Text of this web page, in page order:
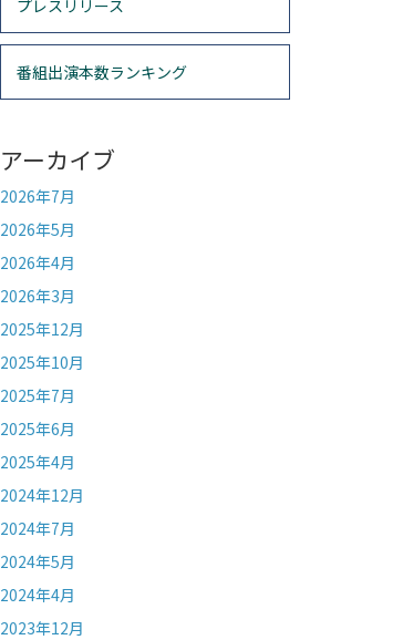
プレスリリース
番組出演本数ランキング
アーカイブ
2026年7月
2026年5月
2026年4月
2026年3月
2025年12月
2025年10月
2025年7月
2025年6月
2025年4月
2024年12月
2024年7月
2024年5月
2024年4月
2023年12月